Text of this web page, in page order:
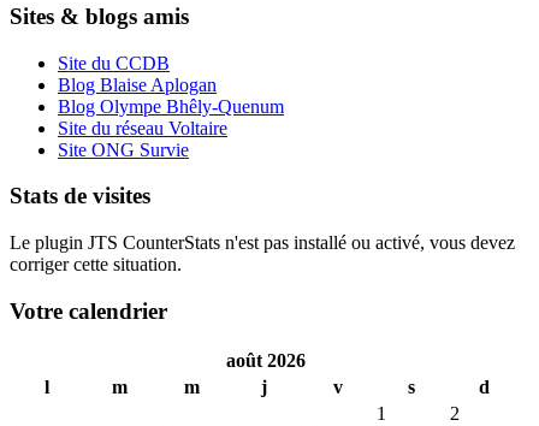
Sites & blogs amis
Site du CCDB
Blog Blaise Aplogan
Blog Olympe Bhêly-Quenum
Site du réseau Voltaire
Site ONG Survie
Stats de visites
Le plugin JTS CounterStats n'est pas installé ou activé, vous devez
corriger cette situation.
Votre calendrier
août 2026
l
m m j v s
d
1
2